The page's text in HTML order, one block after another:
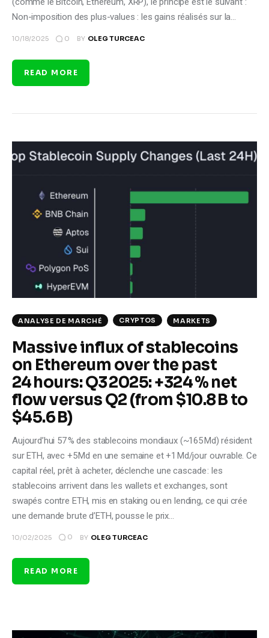
Non-imposition des plus-values : les gains réalisés sur la…
10/18/2025 0 BY OLEG TURCEAC
READ MORE
ANALYSE DE MARCHÉ CRYPTOS MARKETS
Massive influx of stablecoins
on Ethereum over the past
24 hours: Q3 2025: +324 % net
flow versus Q2 (from $10.8 B to
$45.6 B)
Aujourd’hui 57 % des stablecoins mondiaux (~165 Md) résident
sur ETH, avec +5 Md en une semaine et +1 Md/jour ouvrable. Ce
capital réel, prêt à acheter, déclenche une cascade : les
stablecoins arrivent dans les wallets et exchanges, sont
swapés contre ETH, mis en staking ou en lending, ce qui crée
une demande brute d’ETH, pousse le prix…
10/02/2025 0 BY OLEG TURCEAC
READ MORE